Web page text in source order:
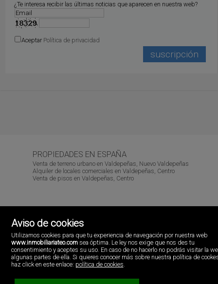
¿Te interesa recibir las últimas noticias que aparecen en nuestra web?
Aceptar Política de privacidad
PROPIEDADES EN ESPAÑA
Venta de terreno urbano en Valdepeñas, Nuevo Valdepeñas
Alquiler de locales comerciales en Valdepeñas, Centro
Venta de pisos en Valdepeñas, Centro
Inmobiliaria Teo
Avda. Primero de Julio, 89.
13300 Valdepeñas, Ciudad real
España
926.34.80.30
695.408.695
Aviso de cookies
Utilizamos cookies para que tu experiencia de navegación por nuestra web
www.inmobiliariateo.comsea óptima. Le ley nos exige que nos des tu
consentimiento y aceptes su uso. En caso de no hacerlo no podrás visitar la
algunas partes de ella. Si quieres conocer más sobre nuestra política de
haz click en este enlace: política de cookies